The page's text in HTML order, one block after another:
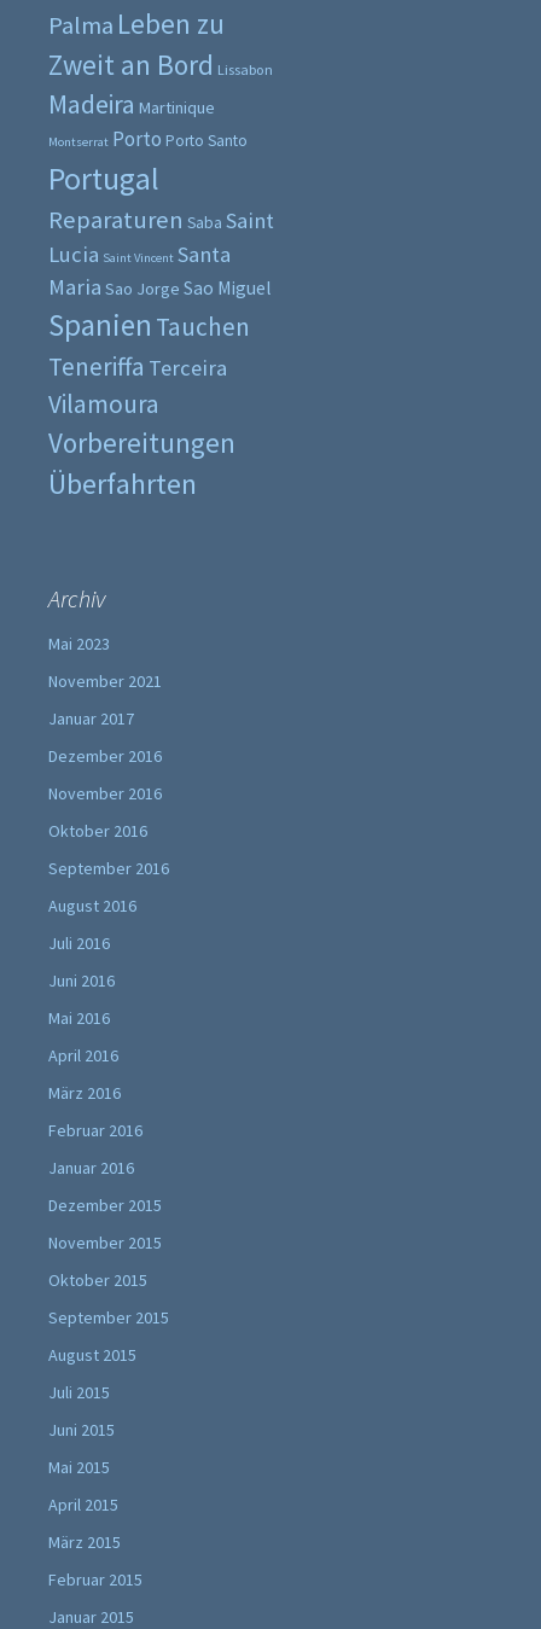
Palma Leben zu
Zweit an Bord Lissabon
Madeira Martinique
Montserrat Porto Porto Santo
Portugal
Reparaturen Saba Saint
Lucia Saint Vincent Santa
Maria Sao Jorge Sao Miguel
Spanien Tauchen
Teneriffa Terceira
Vilamoura
Vorbereitungen
Überfahrten
Archiv
Mai 2023
November 2021
Januar 2017
Dezember 2016
November 2016
Oktober 2016
September 2016
August 2016
Juli 2016
Juni 2016
Mai 2016
April 2016
März 2016
Februar 2016
Januar 2016
Dezember 2015
November 2015
Oktober 2015
September 2015
August 2015
Juli 2015
Juni 2015
Mai 2015
April 2015
März 2015
Februar 2015
Januar 2015